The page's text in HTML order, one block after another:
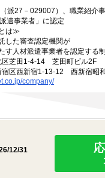
派27－029007）、職業紹介
遣事業者」に認定
は≫
した審査認定機関が
人材派遣事業者を認定する制
区芝田1-4-14 芝田町ビル2F
宿区西新宿1-13-12 西新宿昭
company/
12/31